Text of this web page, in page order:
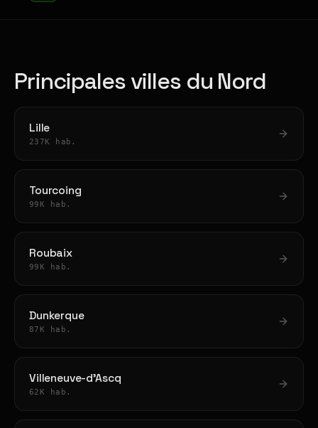
Principales villes du Nord
Lille
237K hab.
Tourcoing
99K hab.
Roubaix
99K hab.
Dunkerque
87K hab.
Villeneuve-d'Ascq
62K hab.